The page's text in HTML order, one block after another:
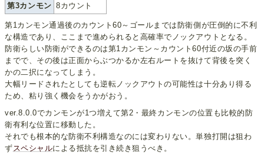
第3カンモン 8カウント
第1カンモン通過後のカウント60～ゴールまでは防衛側が圧倒的に不利
な構造であり、ここまで進められると高確率でノックアウトとなる。
防衛らしい防衛ができるのは第1カンモン～カウント60付近の坂の手前
までで、その後は正面からぶつかるか左右ルートを抜けて背後を突く
かの二択になってしまう。
大幅リードされたとしても逆転ノックアウトの可能性は十分あり得る
ため、粘り強く機会をうかがおう。
ver.8.0.0でカンモンが1つ増えて第2・最終カンモンの位置も比較的防
衛有利な位置に移動した。
それでも根本的な防衛不利構造なのには変わりない。単独打開は狙わ
ず スペシャルによる抵抗を引き続き狙うべき。